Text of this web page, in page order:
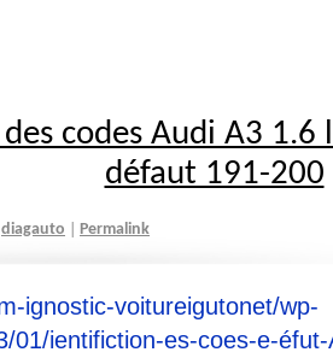
codes Audi A3 1.6
défaut 191-200
diagauto Permalink
ignostic-voitureigutonet/wp-
01/ientifiction-es-coes-e-